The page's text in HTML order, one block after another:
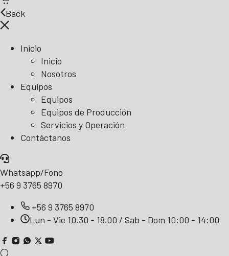
Back
Inicio
Inicio
Nosotros
Equipos
Equipos
Equipos de Producción
Servicios y Operación
Contáctanos
Whatsapp/Fono
+56 9 3765 8970
+56 9 3765 8970
Lun - Vie 10.30 - 18.00 / Sab - Dom 10:00 - 14:00